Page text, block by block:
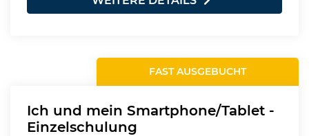
FAST AUSGEBUCHT
Ich und mein Smartphone/Tablet -
Einzelschulung